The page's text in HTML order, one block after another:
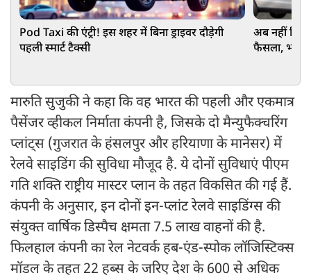
Pod Taxi की एंट्री! इस शहर में बिना ड्राइवर दौड़ेगी
पहली स्मार्ट टैक्सी
अब नहीं
फैसला, भारत
मारुति सुजुकी ने कहा कि वह भारत की पहली और एकमात्र
पैसेंजर व्हीकल निर्माता कंपनी है, जिसके दो मैन्युफैक्चरिंग
प्लांट्स (गुजरात के हंसलपुर और हरियाणा के मानेसर) में
रेलवे साइडिंग की सुविधा मौजूद है. ये दोनों सुविधाएं पीएम
गति शक्ति राष्ट्रीय मास्टर प्लान के तहत विकसित की गई हैं.
कंपनी के अनुसार, इन दोनों इन-प्लांट रेलवे साइडिंग्स की
संयुक्त वार्षिक डिस्पैच क्षमता 7.5 लाख वाहनों की है.
फिलहाल कंपनी का रेल नेटवर्क हब-एंड-स्पोक लॉजिस्टिक्स
मॉडल के तहत 22 हब्स के जरिए देश के 600 से अधिक